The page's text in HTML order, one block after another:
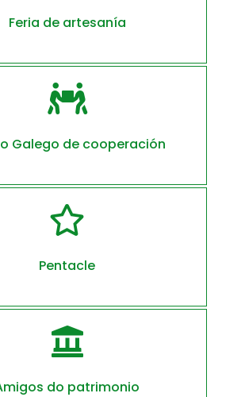
Feria de artesanía

Galego de cooperación

Pentacle

do patrimonio